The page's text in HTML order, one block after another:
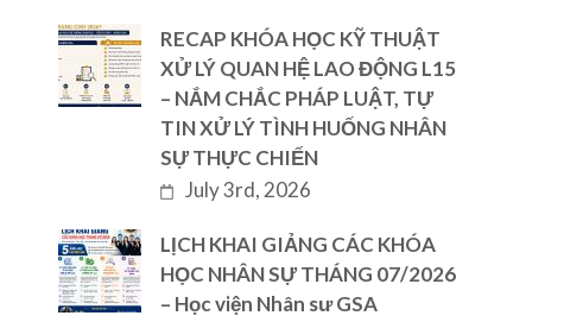
RECAP KHÓA HỌC KỸ THUẬT
XỬ LÝ QUAN HỆ LAO ĐỘNG L15
– NẮM CHẮC PHÁP LUẬT, TỰ
TIN XỬ LÝ TÌNH HUỐNG NHÂN
SỰ THỰC CHIẾN
July 3rd, 2026
LỊCH KHAI GIẢNG CÁC KHÓA
HỌC NHÂN SỰ THÁNG 07/2026
– Học viện Nhân sư GSA